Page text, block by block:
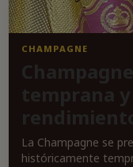
CHAMPAGNE
temprana y
rendimiento
La Champagne se
históricamente